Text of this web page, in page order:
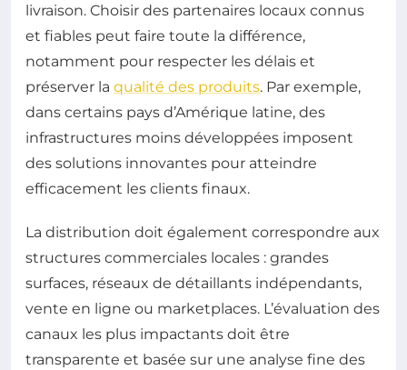
livraison. Choisir des partenaires locaux connus
et fiables peut faire toute la différence,
notamment pour respecter les délais et
préserver la qualité des produits. Par exemple,
dans certains pays d’Amérique latine, des
infrastructures moins développées imposent
des solutions innovantes pour atteindre
efficacement les clients finaux.
La distribution doit également correspondre aux
structures commerciales locales : grandes
surfaces, réseaux de détaillants indépendants,
vente en ligne ou marketplaces. L’évaluation des
canaux les plus impactants doit être
transparente et basée sur une analyse fine des